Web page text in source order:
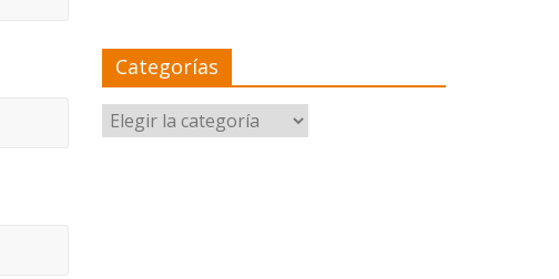
Categorías
Categorías